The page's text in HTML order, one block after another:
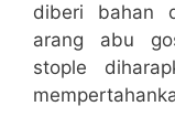
diberi bahan
arang abu
stople